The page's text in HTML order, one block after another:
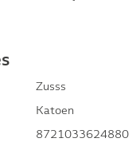
Zusss
Katoen
8721033624880